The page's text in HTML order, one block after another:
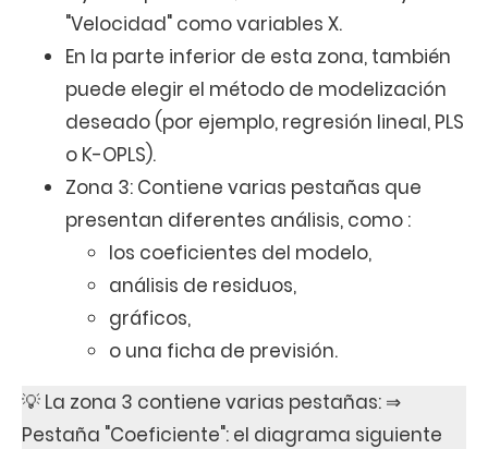
"Velocidad" como variables X.
En la parte inferior de esta zona, también
puede elegir el método de modelización
deseado (por ejemplo, regresión lineal, PLS
o K-OPLS).
Zona 3: Contiene varias pestañas que
presentan diferentes análisis, como :
los coeficientes del modelo,
análisis de residuos,
gráficos,
o una ficha de previsión.
💡 La zona 3 contiene varias pestañas: ⇒
Pestaña "Coeficiente": el diagrama siguiente